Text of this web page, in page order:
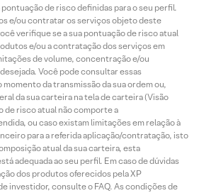
de risco definidas para o seu perfil.
e/ou contratar os serviços objeto deste
verifique se a sua pontuação de risco atual
e/ou a contratação dos serviços em
de volume, concentração e/ou
Você pode consultar essas
da transmissão da sua ordem ou,
da sua carteira na tela de carteira (Visão
de risco atual não comporte a
ou caso existam limitações em relação à
para a referida aplicação/contratação, isto
atual da sua carteira, esta
adequada ao seu perfil. Em caso de dúvidas
dos produtos oferecidos pela XP
investidor, consulte o FAQ. As condições de